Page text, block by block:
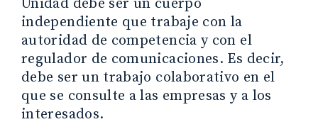
Unidad debe ser un cuerpo
independiente que trabaje con la
autoridad de competencia y con el
regulador de comunicaciones. Es decir,
debe ser un trabajo colaborativo en el
que se consulte a las empresas y a los
interesados.